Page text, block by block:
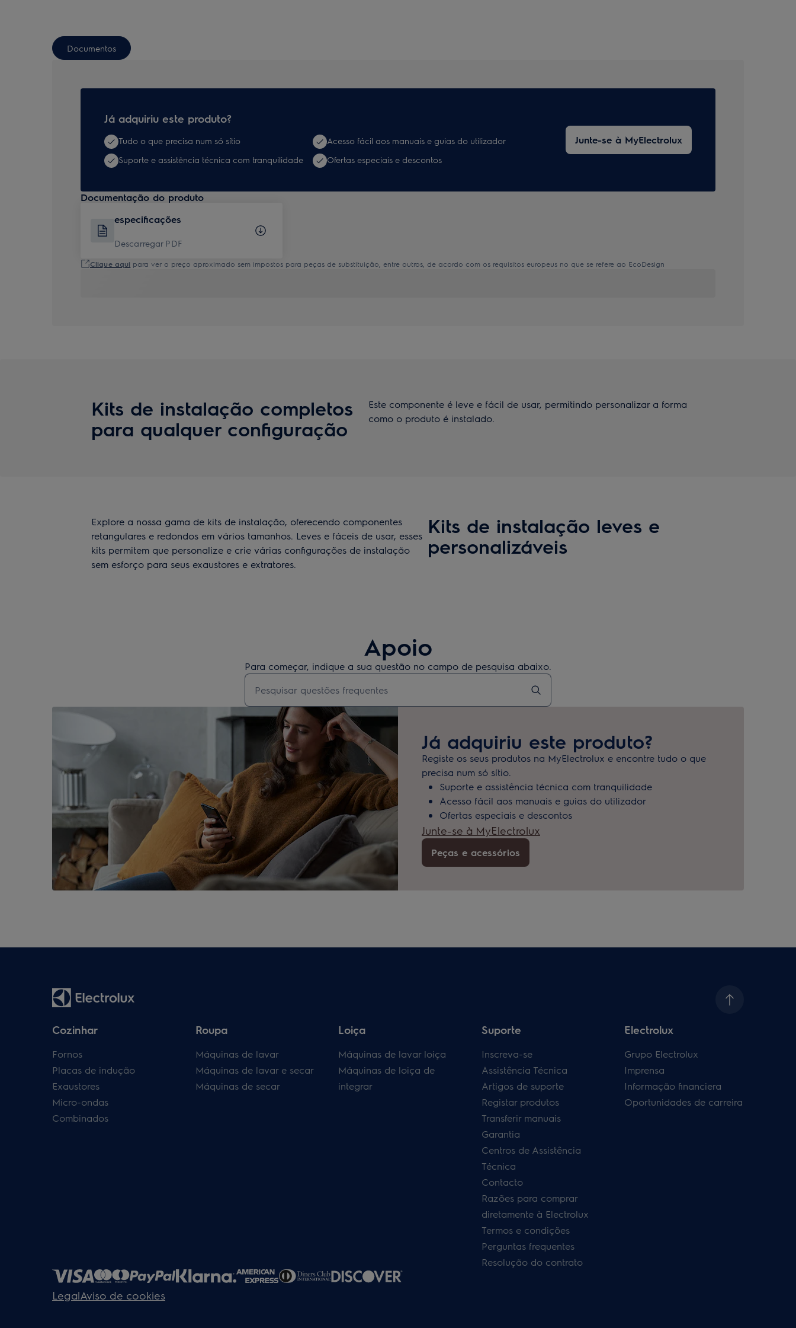
Documentos
Já adquiriu este produto?
Tudo o que precisa num só sítio
Acesso fácil aos manuais e guias do utilizador
Suporte e assistência técnica com tranquilidade
Ofertas especiais e descontos
Junte-se à MyElectrolux
Documentação do produto
especificações
Descarregar PDF
Clique aqui para ver o preço aproximado sem impostos para peças de substituição, entre outros, de acordo com os requisitos europeus no que se refere ao EcoDesign
Kits de instalação completos
para qualquer configuração
Este componente é leve e fácil de usar, permitindo personalizar a forma
como o produto é instalado.
Kits de instalação leves e
personalizáveis
Explore a nossa gama de kits de instalação, oferecendo componentes
retangulares e redondos em vários tamanhos. Leves e fáceis de usar, esses
kits permitem que personalize e crie várias configurações de instalação
sem esforço para seus exaustores e extratores.
Apoio
Para começar, indique a sua questão no campo de pesquisa abaixo.
Type to search for support articles
Já adquiriu este produto?
Registe os seus produtos na MyElectrolux e encontre tudo o que
precisa num só sítio.
Suporte e assistência técnica com tranquilidade
Acesso fácil aos manuais e guias do utilizador
Ofertas especiais e descontos
Junte-se à MyElectrolux
Peças e acessórios
Cozinhar
Fornos
Placas de indução
Exaustores
Micro-ondas
Combinados
Roupa
Máquinas de lavar
Máquinas de lavar e secar
Máquinas de secar
Loiça
Máquinas de lavar loiça
Máquinas de loiça de
integrar
Suporte
Inscreva-se
Assistência Técnica
Artigos de suporte
Registar produtos
Transferir manuais
Garantia
Centros de Assistência
Técnica
Contacto
Razões para comprar
diretamente à Electrolux
Termos e condições
Perguntas frequentes
Resolução do contrato
Electrolux
Grupo Electrolux
Imprensa
Informação financiera
Oportunidades de carreira
LegalAviso de cookies